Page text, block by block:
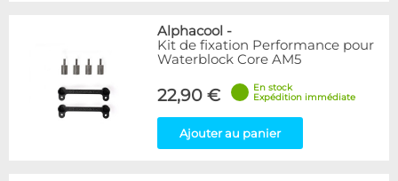
Alphacool -
Kit de fixation Performance pour
Waterblock Core AM5
22,90 €
En stock
Expédition immédiate
Ajouter au panier